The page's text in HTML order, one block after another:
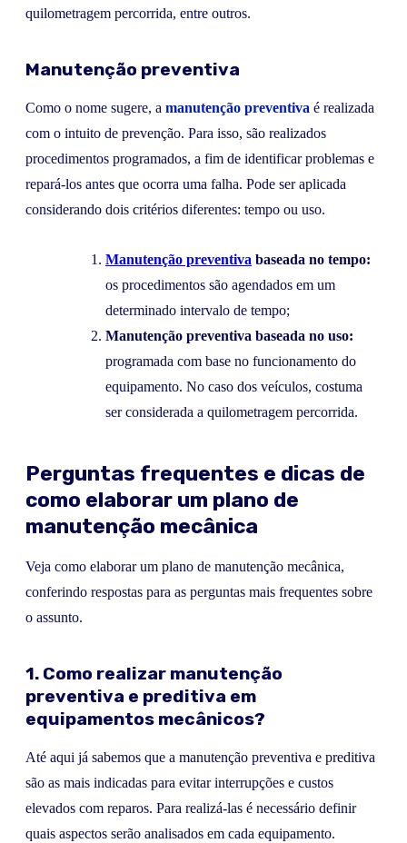
quilometragem percorrida, entre outros.
Manutenção preventiva
Como o nome sugere, a manutenção preventiva é realizada
com o intuito de prevenção. Para isso, são realizados
procedimentos programados, a fim de identificar problemas e
repará-los antes que ocorra uma falha. Pode ser aplicada
considerando dois critérios diferentes: tempo ou uso.
Manutenção preventiva baseada no tempo:
os procedimentos são agendados em um
determinado intervalo de tempo;
Manutenção preventiva baseada no uso:
programada com base no funcionamento do
equipamento. No caso dos veículos, costuma
ser considerada a quilometragem percorrida.
Perguntas frequentes e dicas de
como elaborar um plano de
manutenção mecânica
Veja como elaborar um plano de manutenção mecânica,
conferindo respostas para as perguntas mais frequentes sobre
o assunto.
1. Como realizar manutenção
preventiva e preditiva em
equipamentos mecânicos?
Até aqui já sabemos que a manutenção preventiva e preditiva
são as mais indicadas para evitar interrupções e custos
elevados com reparos. Para realizá-las é necessário definir
quais aspectos serão analisados em cada equipamento.